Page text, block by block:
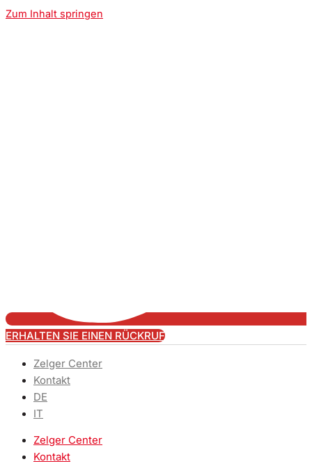
Zum Inhalt springen
ERHALTEN SIE EINEN RÜCKRUF
Zelger Center
Kontakt
DE
IT
Zelger Center
Kontakt